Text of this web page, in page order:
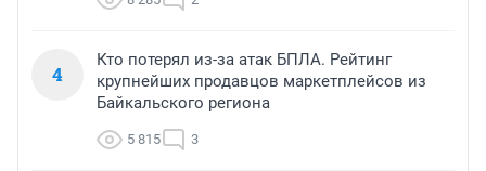
4
Кто потерял из-за атак БПЛА. Рейтинг
крупнейших продавцов маркетплейсов из
Байкальского региона
5 815 3